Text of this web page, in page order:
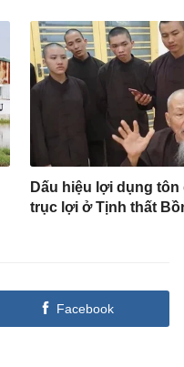
Dấu hiệu lợi dụng tôn
trục lợi ở Tịnh thất
Facebook